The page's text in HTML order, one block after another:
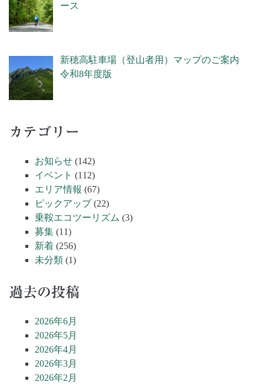
ース
新穂高駐車場（登山者用）マップのご案内
令和8年度版
カテゴリー
お知らせ (142)
イベント (112)
エリア情報 (67)
ピックアップ(22)
乗鞍エコツーリズム (3)
募集 (11)
新着 (256)
未分類 (1)
過去の投稿
2026年6月
2026年5月
2026年4月
2026年3月
2026年2月